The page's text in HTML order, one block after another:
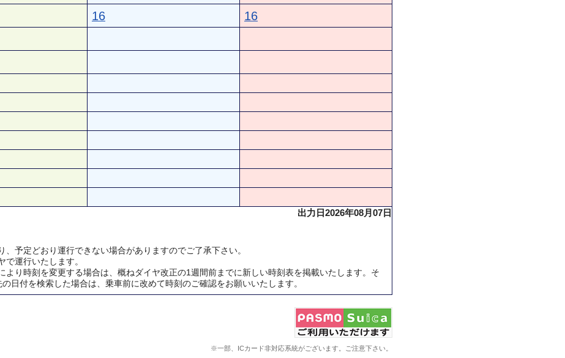
16 16
出力日2026年08月07日
予定どおり運行できない場合がありますのでご了承下さい。
運行いたします。
より時刻を変更する場合は、概ねダイヤ改正の1週間前までに新しい時刻表を掲載いたします。そ
日付を検索した場合は、乗車前に改めて時刻のご確認をお願いいたします。
※一部、ICカード非対応系統がございます。ご注意下さい。